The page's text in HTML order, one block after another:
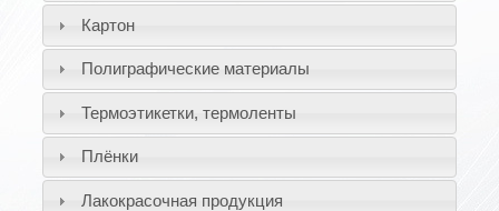
Картон
Полиграфические материалы
Термоэтикетки, термоленты
Плёнки
Лакокрасочная продукция